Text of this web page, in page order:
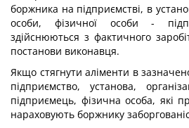
боржника на підприємстві, в
особи, фізичної особи -
здійснюються з фактичного
постанови виконавця.
Якщо стягнути аліменти в
підприємство, установа,
підприємець, фізична особа, які
нараховують боржнику